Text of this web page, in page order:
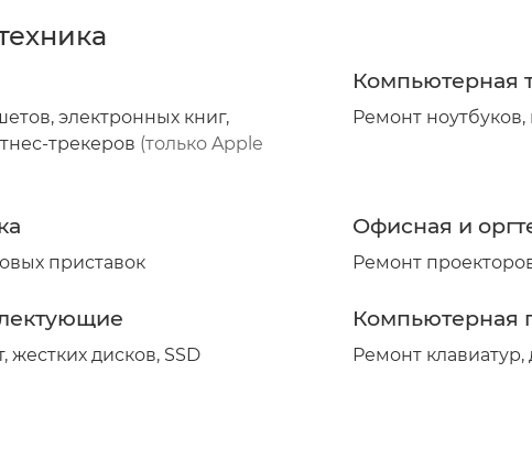
электронных книг,
трекеров (только Apple
Компьютерная
Ремонт
приставок
Офисная и
Ремонт
жестких дисков, SSD
Компьютерная
Ремонт